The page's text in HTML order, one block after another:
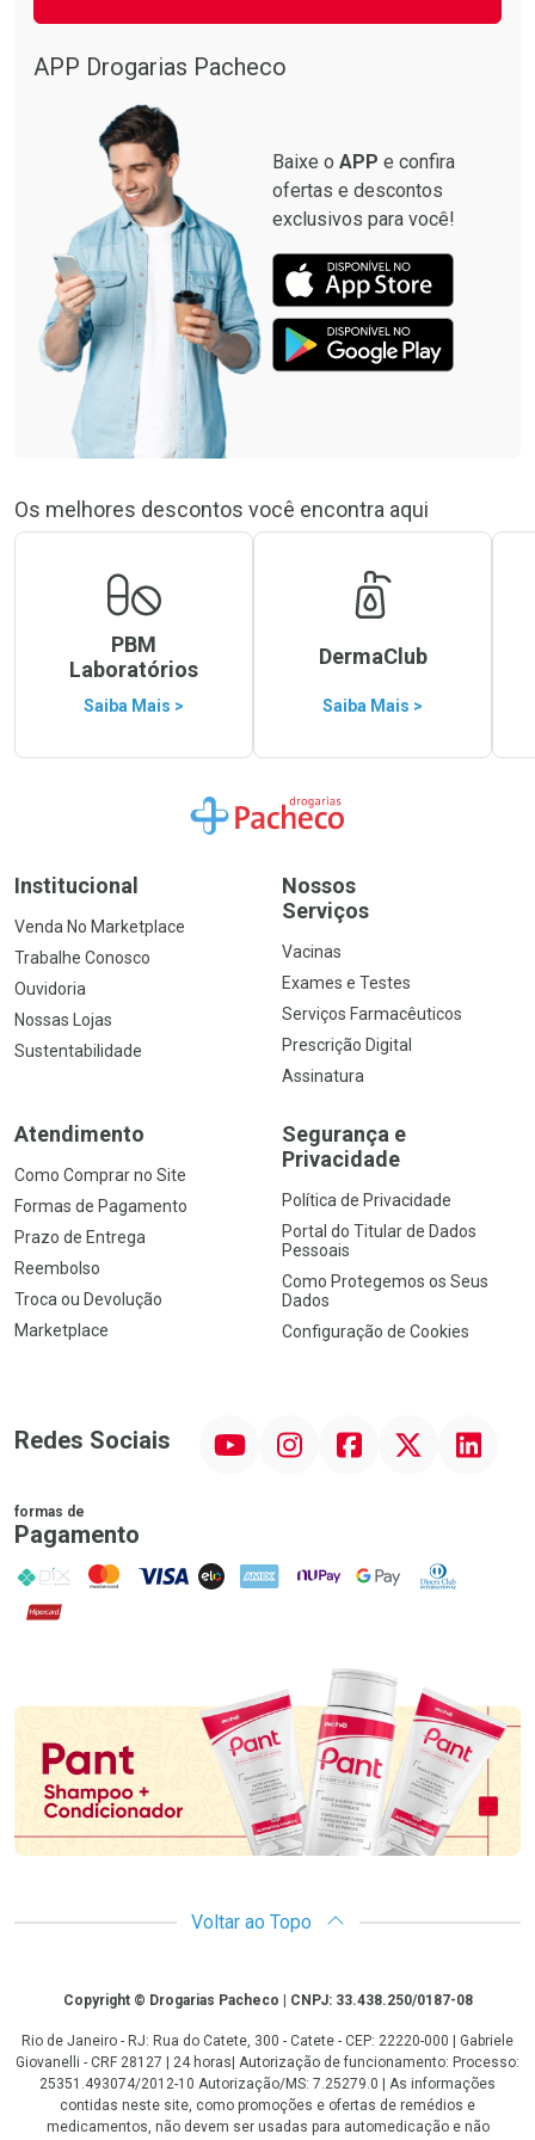
APP Drogarias Pacheco
Baixe o APP e confira
ofertas e descontos
exclusivos para você!
Os melhores descontos você encontra aqui
PBM
Laboratórios
Saiba Mais >
DermaClub
Saiba Mais >
Ir para a Home
Institucional
Venda No Marketplace
Trabalhe Conosco
Ouvidoria
Nossas Lojas
Sustentabilidade
Nossos
Serviços
Vacinas
Exames e Testes
Serviços Farmacêuticos
Prescrição Digital
Assinatura
Atendimento
Como Comprar no Site
Formas de Pagamento
Prazo de Entrega
Reembolso
Troca ou Devolução
Marketplace
Segurança e
Privacidade
Política de Privacidade
Portal do Titular de Dados
Pessoais
Como Protegemos os Seus
Dados
Configuração de Cookies
Redes Sociais InstagramFacebookTwitter Linkedin
formas de
Pagamento
PIX MasterCard
VISA ELO AMEX NuPay Google PayDiners Club
Hipercard
Promoção em Destaque
Voltar ao Topo
CopyrightCopyright © Drogarias Pacheco | CNPJ: 33.438.250/0187-08
Rio de Janeiro - RJ: Rua do Catete, 300 - Catete - CEP: 22220-000 | Gabriele
Giovanelli - CRF 28127 | 24 horas| Autorização de funcionamento: Processo:
25351.493074/2012-10 Autorização/MS: 7.25279.0 | As informações
contidas neste site, como promoções e ofertas de remédios e
medicamentos, não devem ser usadas para automedicação e não